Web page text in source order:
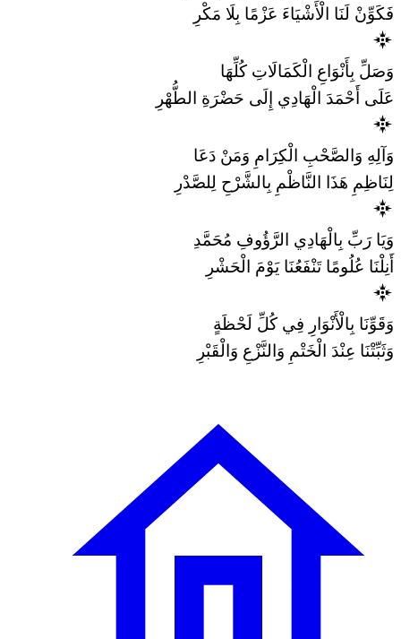
فَكَوِّنْ لَنَا الْأَشْيَاءَ عَزْمًا بِلَا مَكْرِ
وَصَلِّ بِأَنْوَاعِ الْكَمَالَاتِ كُلِّهَا
عَلَى أَحْمَدَ الْهَادِي إِلَى حَضْرَةِ الطُّهْرِ
وَآلِهِ وَالصَّحْبِ الْكِرَامِ وَمَنْ دَعَا
لِنَاظِمِ هَذَا النَّاظْمِ بِالشَّرْحِ لِلصَّدْرِ
وَيَا رَبِّ بِالْهَادِي الرَّؤُوفِ مُحَمَّدِ
أَنِلْنَا عُلُومًا تَنْفَعُنَا يَوْمَ الْحَشْرِ
وَقَوِّنَا بِالْأَنْوَارِ فِي كُلِّ لَحْظَةٍ
وَثَبِّتْنَا عِنْدَ الْخَتْمِ وَالنَّزْعِ وَالْقَبْرِ